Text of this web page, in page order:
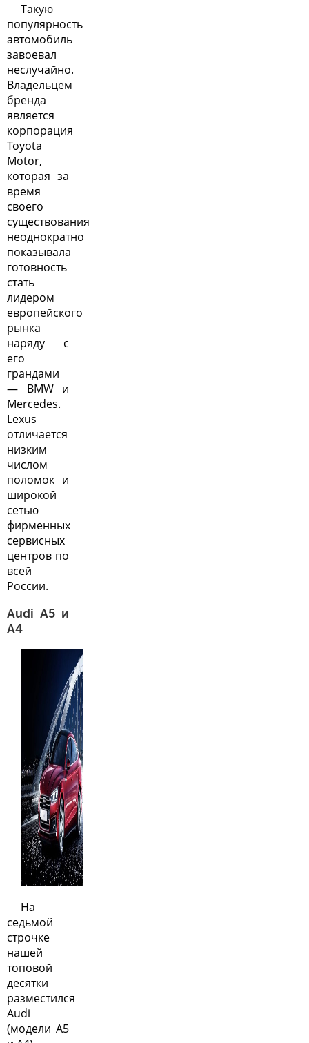
Такую
популярность
автомобиль
завоевал
неслучайно.
Владельцем
бренда
является
корпорация
Toyota
Motor,
которая за
время
своего
существования
неоднократно
показывала
готовность
стать
лидером
европейского
рынка
наряду с
его
грандами
— BMW и
Mercedes.
Lexus
отличается
низким
числом
поломок и
широкой
сетью
фирменных
сервисных
центров по
всей
России.
Audi A5 и
A4
На
седьмой
строчке
нашей
топовой
десятки
разместился
Audi
(модели A5